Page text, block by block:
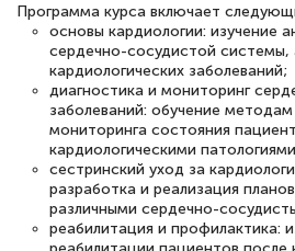
подготовиться к
книги, методические
статьи. Времени на
достаточно. Курс
аттестацию в школе.
Программа курса включает
основы кардиологии: изучение
сердечно-сосудистой
кардиологических заболеваний;
диагностика и мониторинг
заболеваний: обучение
мониторинга состояния
кардиологическими
сестринский уход за
разработка и реализация
различными сердечно-
реабилитация и профилактика: